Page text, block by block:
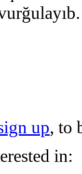
up, to
in: